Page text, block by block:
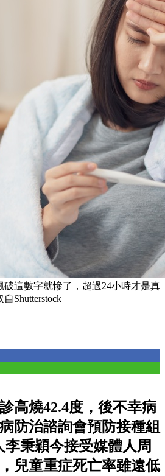
這數字就慘了，超過24小時才是真
Shutterstock
高燒42.4度，後不幸病
防治諮詢會預防接種組
李秉穎今接受媒體人周
兒童重症死亡率雖遠低